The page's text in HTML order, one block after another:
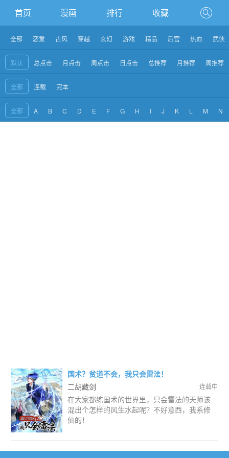
首页 漫画 排行 收藏
全部 恋爱 古风 穿越 玄幻 游戏 精品 后宫 热血 武侠
默认 总点击 月点击 周点击 日点击 总推荐 月推荐 周推荐
全部 连载 完本
全部 A B C D E F G H I J K L M N
国术？贫道不会，我只会雷法！
二胡藏剑
连载中
在大家都练国术的世界里，只会雷法的天师该
混出个怎样的风生水起呢？不好意西，我系修
仙的！